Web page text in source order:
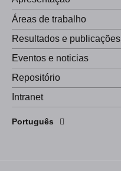
Áreas de trabalho
Resultados e publicações
Eventos e noticias
Repositório
Intranet
Português
English
Español